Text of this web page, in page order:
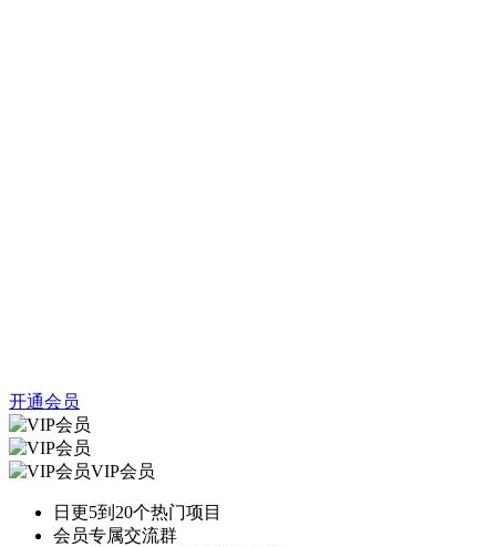
开通会员
VIP会员
日更5到20个热门项目
会员专属交流群